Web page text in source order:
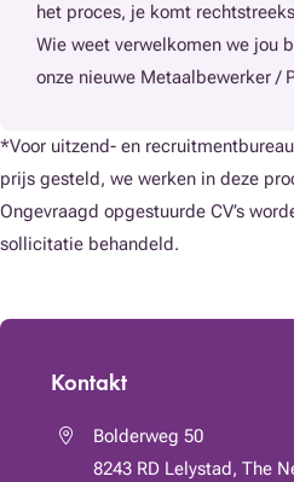
het proces, je komt
Wie weet verwelkomen we jou
onze nieuwe Metaalbewerker /
*Voor uitzend- en
prijs gesteld, we werken in deze
Ongevraagd opgestuurde CV’s
sollicitatie behandeld.
Kontakt
Bolderweg 50
8243 RD Lelystad, The